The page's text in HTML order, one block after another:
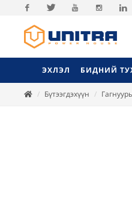
Facebook
ЭХЛЭЛ БИДНИЙ
Бүтээгдэхүүн